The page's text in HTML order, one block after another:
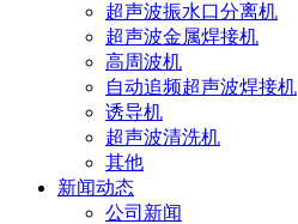
超声波振水口分离机
超声波金属焊接机
高周波机
自动追频超声波焊接机
诱导机
超声波清洗机
其他
新闻动态
公司新闻